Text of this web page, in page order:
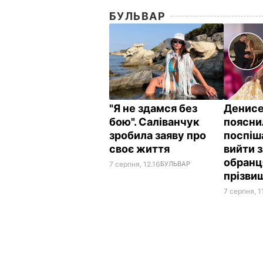
БУЛЬВАР
"Я не здамся без
бою". Саліванчук
зробила заяву про
своє життя
7 серпня, 12.16БУЛЬВАР
вийти
7 серпня,